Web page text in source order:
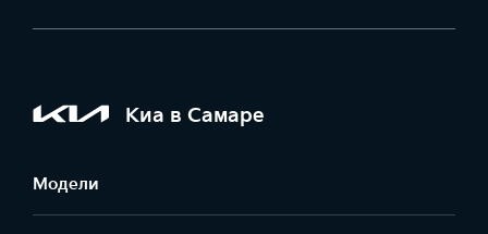
Киа в Самаре
Модели